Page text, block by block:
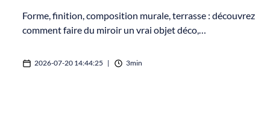
Forme, finition, composition murale, terrasse : découvrez
comment faire du miroir un vrai objet déco,…
2026-07-20 14:44:25 | 3min